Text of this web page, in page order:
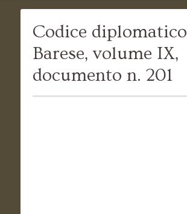
Codice diplomatico
Barese, volume IX,
documento n. 201